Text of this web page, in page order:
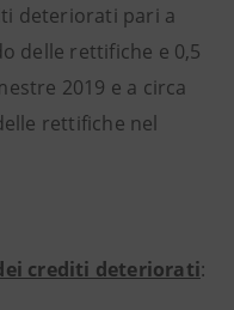
deteriorati pari a
delle rettifiche e 0,5
2019 e a circa
rettifiche nel
crediti deteriorati: